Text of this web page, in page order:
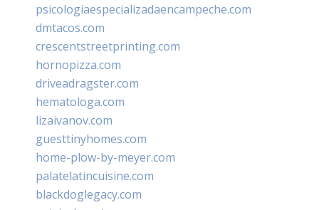
psicologiaespecializadaencampeche.com
dmtacos.com
crescentstreetprinting.com
hornopizza.com
driveadragster.com
hematologa.com
lizaivanov.com
guesttinyhomes.com
home-plow-by-meyer.com
palatelatincuisine.com
blackdoglegacy.com